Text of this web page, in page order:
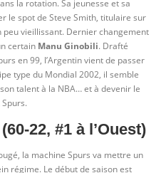
la rotation. Sa jeunesse et sa
le spot de Steve Smith, titulaire sur
peu vieillissant. Dernier changement
certain Manu Ginobili. Drafté
en 99, l’Argentin vient de passer
type du Mondial 2002, il semble
talent à la NBA… et à devenir le
22, #1 à l’Ouest)
la machine Spurs va mettre un
régime. Le début de saison est